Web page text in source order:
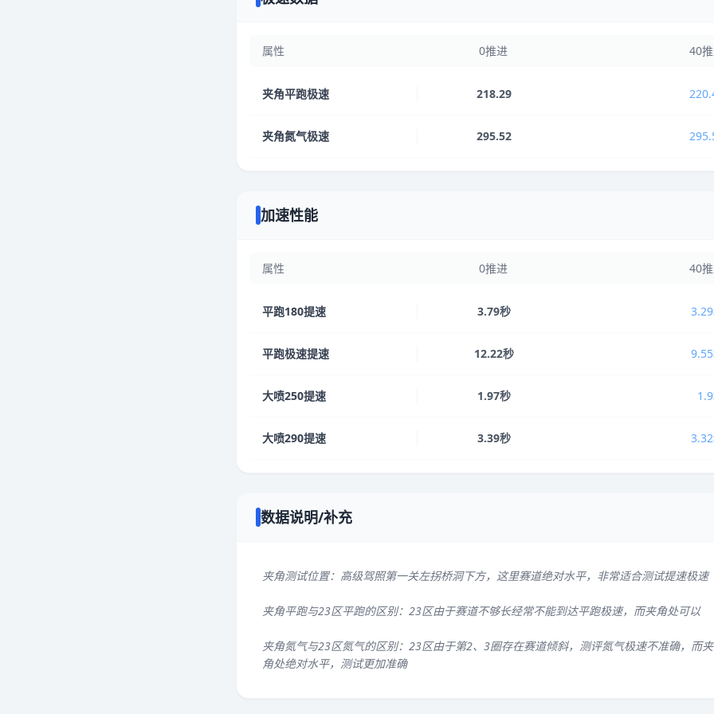
属性 0推进 40
夹角平跑极速 218.29
夹角氮气极速 295.52
加速性能
属性 0推进 40
平跑180提速 3.79秒
平跑极速提速 12.22秒
大喷250提速 1.97秒
大喷290提速 3.39秒
数据说明/补充
夹角测试位置：高级驾照第一关左拐桥洞下方，这里赛道绝对水平，非常适合测试提速极速
夹角平跑与23区平跑的区别：23区由于赛道不够长经常不能到达平跑极速，而夹角处可以
夹角氮气与23区氮气的区别：23区由于第2、3圈存在赛道倾斜，测评氮气极速不准确，而夹
角处绝对水平，测试更加准确